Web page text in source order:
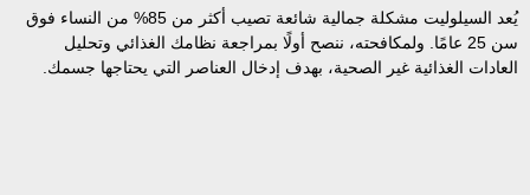
يُعد السيلوليت مشكلة جمالية شائعة تصيب أكثر من 85% من النساء فوق
سن 25 عامًا. ولمكافحته، ننصح أولًا بمراجعة نظامك الغذائي وتحليل
العادات الغذائية غير الصحية، بهدف إدخال العناصر التي يحتاجها جسمك.